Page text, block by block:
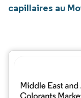
capillaires au